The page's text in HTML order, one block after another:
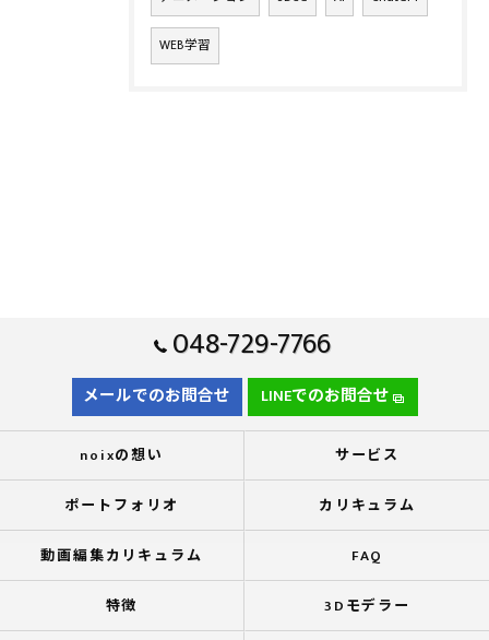
WEB学習
048-729-7766
メールでのお問合せ LINEでのお問合せ
noixの想い サービス
ポートフォリオ カリキュラム
動画編集カリキュラム FAQ
特徴 3Dモデラー